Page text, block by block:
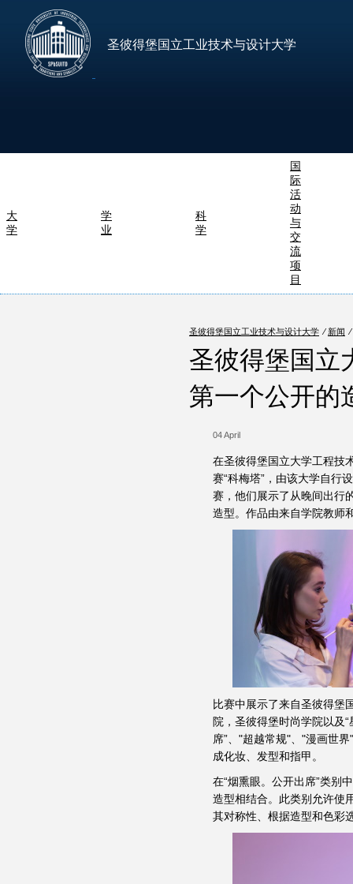
圣彼得堡国立工业技术与设计大学
大
学
学
业
科
学
国
际
活
动
与
交
流
项
目
圣彼得堡国立工业技术与设计大学 ⁄ 新闻 ⁄
圣彼得堡国立
第一个公开的
04 April
在圣彼得堡国立大学工程技
赛“科梅塔”，由该大学自行
赛，他们展示了从晚间出行
造型。作品由来自学院教师
比赛中展示了来自圣彼得堡
院，圣彼得堡时尚学院以及
席”、"超越常规"、"漫画世
成化妆、发型和指甲。
在“烟熏眼。公开出席”类别
造型相结合。此类别允许使
其对称性、根据造型和色彩